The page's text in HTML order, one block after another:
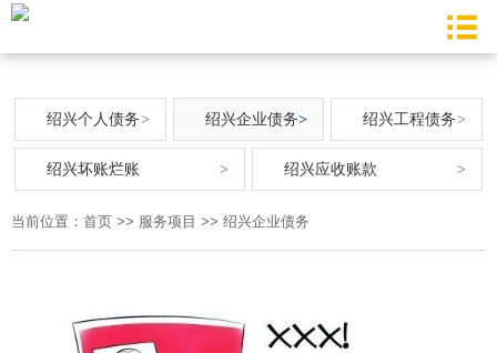
绍兴个人债务 绍兴企业债务 绍兴工程债务
绍兴坏账烂账 绍兴应收账款
当前位置： 首页 >> 服务项目 >> 绍兴企业债务